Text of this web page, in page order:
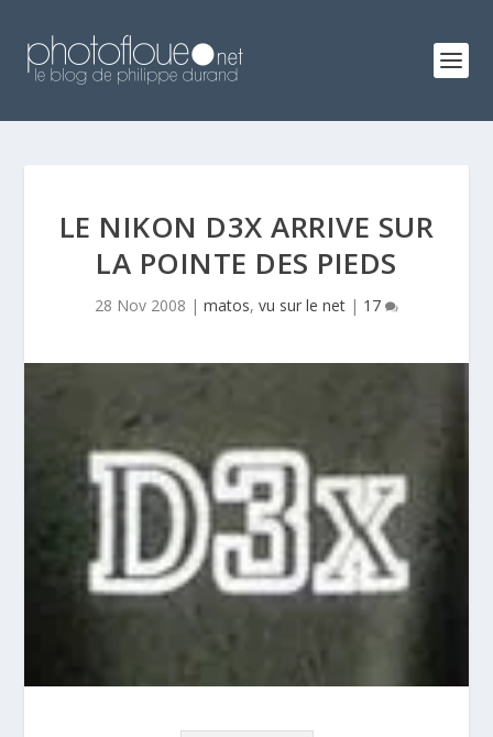
LE NIKON D3X ARRIVE SUR
LA POINTE DES PIEDS
28 Nov 2008 | matos, vu sur le net | 17